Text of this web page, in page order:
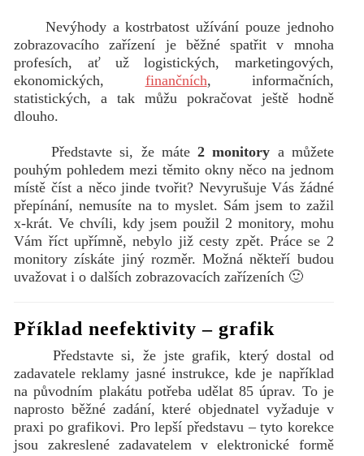
Nevýhody a kostrbatost užívání pouze jednoho
zobrazovacího zařízení je běžné spatřit v mnoha
profesích, ať už logistických, marketingových,
ekonomických, finančních, informačních,
statistických, a tak můžu pokračovat ještě hodně
dlouho.
Představte si, že máte2 monitory a můžete
pouhým pohledem mezi těmito okny něco na jednom
místě číst a něco jinde tvořit? Nevyrušuje Vás žádné
přepínání, nemusíte na to myslet. Sám jsem to zažil
x-krát. Ve chvíli, kdy jsem použil 2 monitory, mohu
Vám říct upřímně, nebylo již cesty zpět. Práce se 2
monitory získáte jiný rozměr. Možná někteří budou
uvažovat i o dalších zobrazovacích zařízeních 🙂
Příklad neefektivity – grafik
Představte si, že jste grafik, který dostal od
zadavatele reklamy jasné instrukce, kde je například
na původním plakátu potřeba udělat 85 úprav. To je
naprosto běžné zadání, které objednatel vyžaduje v
praxi po grafikovi. Pro lepší představu – tyto korekce
jsou zakreslené zadavatelem v elektronické formě